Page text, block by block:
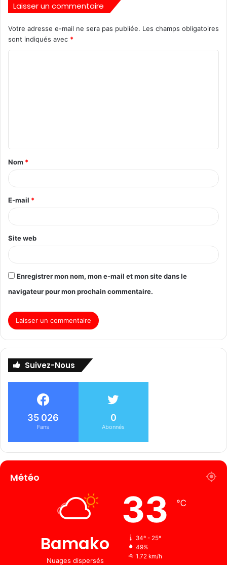
Laisser un commentaire
Votre adresse e-mail ne sera pas publiée. Les champs obligatoires
sont indiqués avec *
Nom *
E-mail *
Site web
Enregistrer mon nom, mon e-mail et mon site dans le
navigateur pour mon prochain commentaire.
Suivez-Nous
35 026
Fans
0
Abonnés
Météo
Bamako
Nuages ​​dispersés
33 ℃
34º - 25º
49%
1.72 km/h